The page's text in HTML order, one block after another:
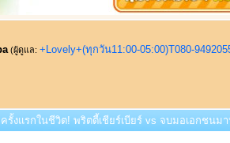
(ผู้ดูแล: +Lovely+(ทุกวัน11:00-05:00)T080-
รั้งแรกในชีวิต! พริตตี้เชียร์เบียร์ vs จบมอเอกชนม